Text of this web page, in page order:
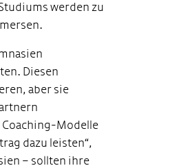
werden zu
Diesen
aber sie
Modelle
dazu leisten“,
– sollten ihre